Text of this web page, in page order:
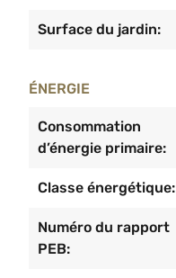
Surface du jardin:
ÉNERGIE
Consommation
d’énergie primaire:
Classe énergétique:
Numéro du rapport
PEB: